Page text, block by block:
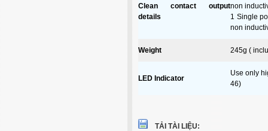
Clean contact output
details
non
1 Single
non
Weight 245g (
LED Indicator
Use only
46)
TẢI TÀI LIỆU: